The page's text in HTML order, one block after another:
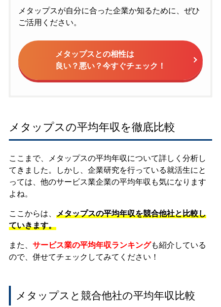
メタップスが自分に合った企業か知るために、ぜひ
ご活用ください。
メタップスとの相性は
良い？悪い？今すぐチェック！
メタップスの平均年収を徹底比較
ここまで、メタップスの平均年収について詳しく分析し
てきました。しかし、企業研究を行っている就活生にと
っては、他のサービス業企業の平均年収も気になります
よね。
ここからは、 メタップスの平均年収を競合他社と比較し
ていきます。
また、 サービス業の平均年収ランキングも紹介している
ので、併せてチェックしてみてください！
メタップスと競合他社の平均年収比較